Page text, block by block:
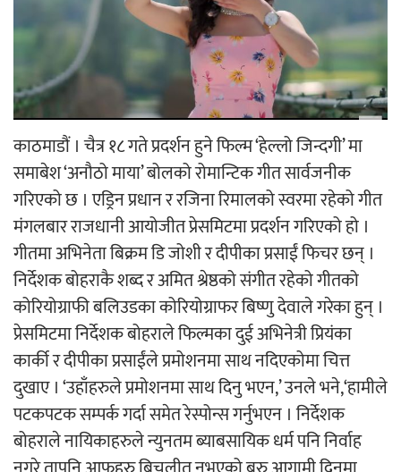
‘आइतबारको अफिस’ को परिचर्चा सम्पन्न
अर्जुन चन्द्रको ‘संवेदनाका प्रतिध्वनि’
मुक्तकसङ्ग्रह लोकार्पण
‘दुर्गा’ निर्माण गर्दै सम्राट
चलचित्र ‘माया भनेकै यस्तो होला’को शीर्ष गीत
काठमाडौं । चैत्र १८ गते प्रदर्शन हुने फिल्म ‘हेल्लो जिन्दगी’ मा
समाबेश ‘अनौठो माया’ बोलको रोमान्टिक गीत सार्वजनीक
गरिएको छ । एड्रिन प्रधान र रजिना रिमालको स्वरमा रहेको गीत
मंगलबार राजधानी आयोजीत प्रेसमिटमा प्रदर्शन गरिएको हो ।
गीतमा अभिनेता बिक्रम डि जोशी र दीपीका प्रसाईं फिचर छन् ।
निर्देशक बोहराकै शब्द र अमित श्रेष्ठको संगीत रहेको गीतको
कोरियोग्राफी बलिउडका कोरियोग्राफर बिष्णु देवाले गरेका हुन् ।
प्रेसमिटमा निर्देशक बोहराले फिल्मका दुई अभिनेत्री प्रियंका
कार्की र दीपीका प्रसाईंले प्रमोशनमा साथ नदिएकोमा चित्त
दुखाए । ‘उहाँहरुले प्रमोशनमा साथ दिनु भएन,’ उनले भने,‘हामीले
पटकपटक सम्पर्क गर्दा समेत रेस्पोन्स गर्नुभएन । निर्देशक
बोहराले नायिकाहरुले न्युनतम ब्याबसायिक धर्म पनि निर्वाह